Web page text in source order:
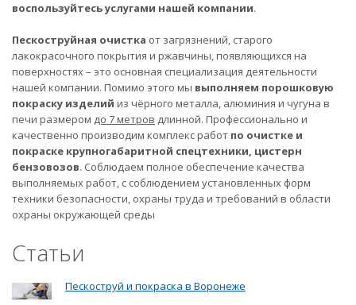
воспользуйтесь услугами нашей компании.
Пескоструйная очистка от загрязнений, старого
лакокрасочного покрытия и ржавчины, появляющихся на
поверхностях – это основная специализация деятельности
нашей компании. Помимо этого мы выполняем порошковую
покраску изделий из чёрного металла, алюминия и чугуна в
печи размером до 7 метров длинной. Профессионально и
качественно производим комплекс работ по очистке и
покраске крупногабаритной спецтехники, цистерн
бензовозов. Соблюдаем полное обеспечение качества
выполняемых работ, с соблюдением установленных форм
техники безопасности, охраны труда и требований в области
охраны окружающей среды
Статьи
Пескоструй и покраска в Воронеже